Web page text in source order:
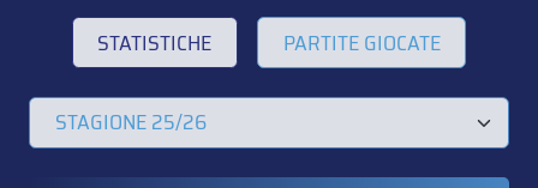
STATISTICHE PARTITE GIOCATE